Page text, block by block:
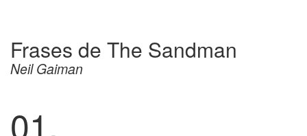
Frases de The Sandman
Neil Gaiman
01.